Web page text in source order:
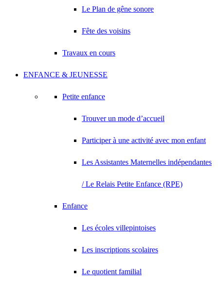
Le Plan de gêne sonore
Fête des voisins
Travaux en cours
ENFANCE & JEUNESSE
Petite enfance
Trouver un mode d’accueil
Participer à une activité avec mon enfant
Les Assistantes Maternelles indépendantes
/ Le Relais Petite Enfance (RPE)
Enfance
Les écoles villepintoises
Les inscriptions scolaires
Le quotient familial